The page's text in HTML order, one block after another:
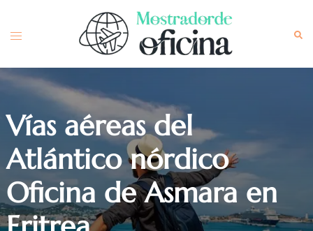
content
Toggle
Vías aéreas del
Atlántico nórdico
Oficina de Asmara en